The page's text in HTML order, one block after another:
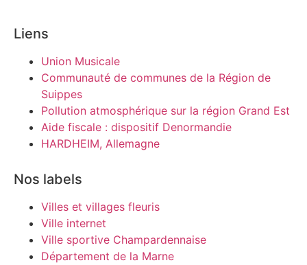
Liens
Union Musicale
Communauté de communes de la Région de
Suippes
Pollution atmosphérique sur la région Grand Est
Aide fiscale : dispositif Denormandie
HARDHEIM, Allemagne
Nos labels
Villes et villages fleuris
Ville internet
Ville sportive Champardennaise
Département de la Marne